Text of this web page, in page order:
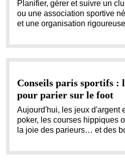
Planifier, gérer et suivre un
ou une association sportive
et une organisation
Conseils paris sportifs :
pour parier sur le foot
Aujourd'hui, les jeux d'argent
poker, les courses hippiques
la joie des parieurs… et des